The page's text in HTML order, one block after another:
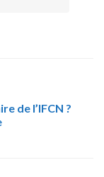
de l’IFCN ?